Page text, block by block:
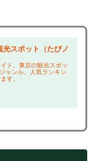
スポット（たびノ
ト。東京の観光スポッ
ャンル、人気ランキン
す。